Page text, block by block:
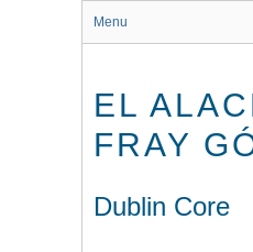
Menu
EL
FRAY
Dublin Core